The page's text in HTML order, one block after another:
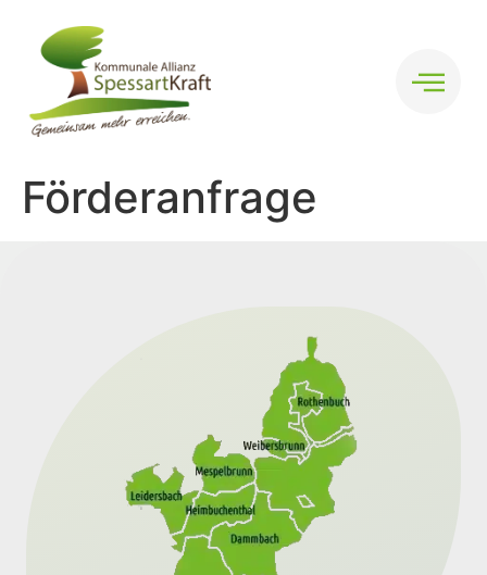
Förderanfrage